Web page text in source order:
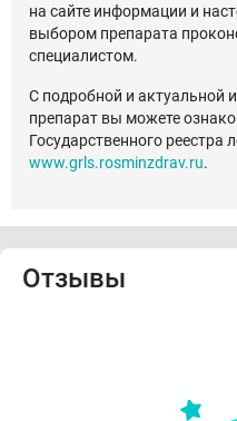
на сайте информации и
выбором препарата
специалистом.
С подробной и актуальной
препарат вы можете
Государственного реестра
www.grls.rosminzdrav.ru.
Отзывы